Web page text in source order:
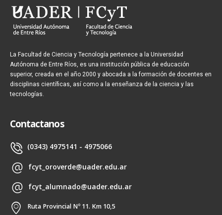
La Facultad de Ciencia y Tecnología pertenece a la Universidad
Autónoma de Entre Ríos, es una institución pública de educación
superior, creada en el año 2000 y abocada a la formación de docentes en
disciplinas científicas, así como a la enseñanza de la ciencia y las
tecnologías.
Contactanos
(0343) 4975141 - 4975066
fcyt_oroverde@uader.edu.ar
fcyt_alumnado@uader.edu.ar
Ruta Provincial Nº 11. Km 10,5